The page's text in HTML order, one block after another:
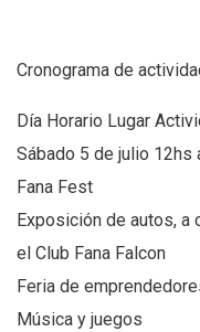
Cronograma de
Día Horario Lugar
Sábado 5 de julio 12hs
Fana Fest
Exposición de autos,
el Club Fana Falcon
Feria de
Música y juegos